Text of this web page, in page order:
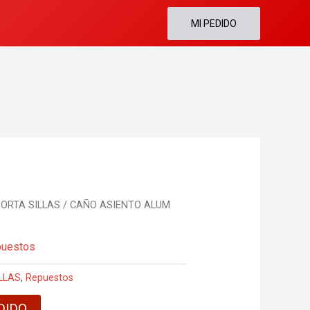
MI PEDIDO
SILLAS / CAÑO ASIENTO ALUM
, Repuestos